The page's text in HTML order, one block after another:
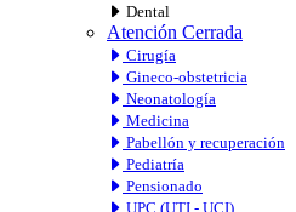
Dental
Atención Cerrada
Cirugía
Gineco-obstetricia
Neonatología
Medicina
Pabellón y recuperación
Pediatría
Pensionado
UPC (UTI - UCI)